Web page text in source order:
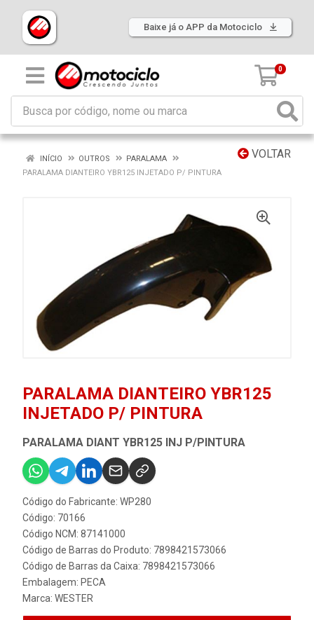
Baixe já o APP da Motociclo
0
VOLTAR
INÍCIO OUTROS
PARALAMA
PARALAMA DIANTEIRO YBR125 INJETADO P/ PINTURA
PARALAMA DIANTEIRO YBR125
INJETADO P/ PINTURA
PARALAMA DIANT YBR125 INJ P/PINTURA
Código do Fabricante: WP280
Código: 70166
Código NCM: 87141000
Código de Barras do Produto: 7898421573066
Código de Barras da Caixa: 7898421573066
Embalagem: PECA
Marca: WESTER